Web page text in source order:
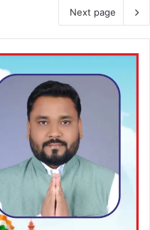
Next page